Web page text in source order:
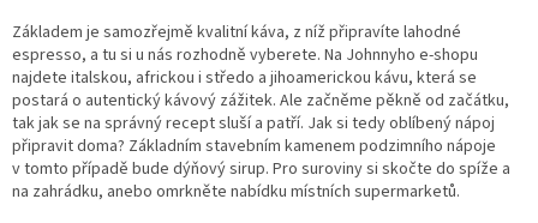
Základem je samozřejmě kvalitní káva, z níž připravíte lahodné
espresso, a tu si u nás rozhodně vyberete. Na Johnnyho e-shopu
najdete italskou, africkou i středo a jihoamerickou kávu, která se
postará o autentický kávový zážitek. Ale začněme pěkně od začátku,
tak jak se na správný recept sluší a patří. Jak si tedy oblíbený nápoj
připravit doma? Základním stavebním kamenem podzimního nápoje
v tomto případě bude dýňový sirup. Pro suroviny si skočte do spíže a
na zahrádku, anebo omrkněte nabídku místních supermarketů.